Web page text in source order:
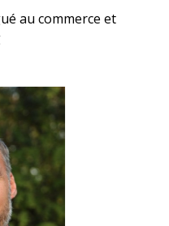
au commerce et